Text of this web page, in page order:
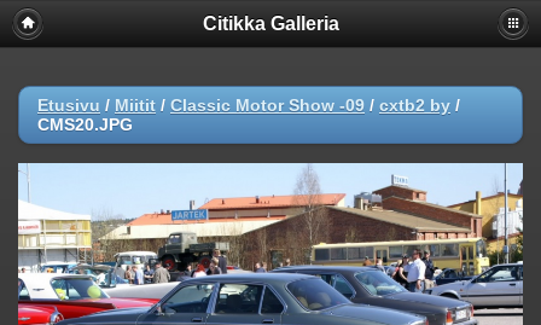
Citikka Galleria
Etusivu / Miitit / Classic Motor Show -09 / cxtb2 by /
CMS20.JPG